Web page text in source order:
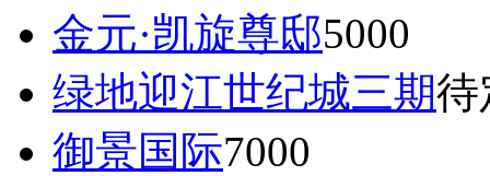
金元·凯旋尊邸5000
绿地迎江世纪城三期待
御景国际7000